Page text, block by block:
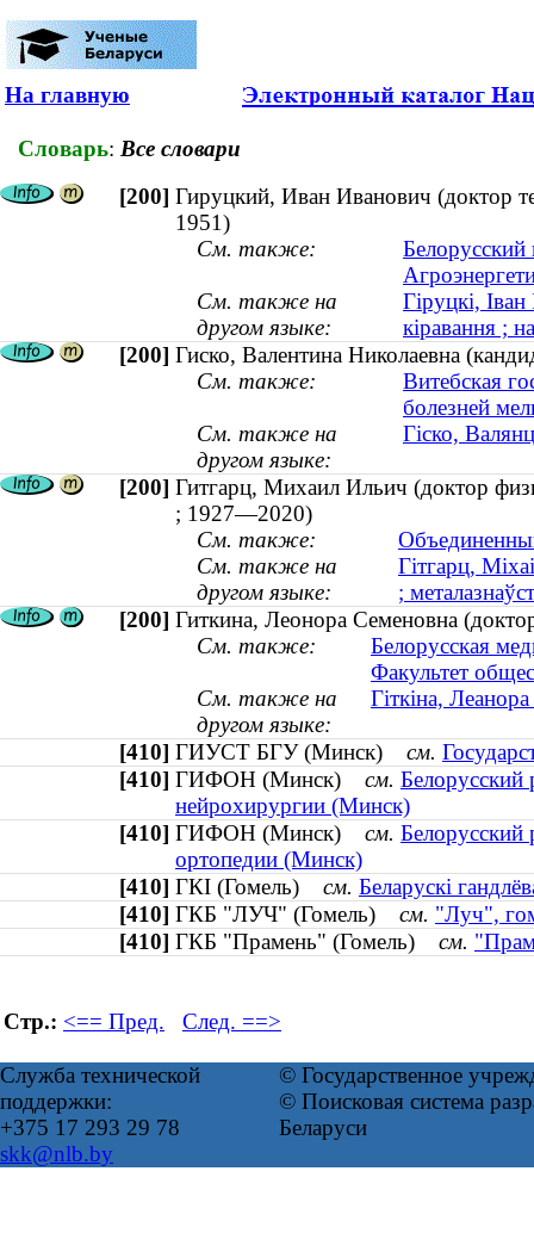
На главную
Словарь: Все словари
[200] Гируцкий, Иван Иванович (доктор
1951)
См. также:
Белорусский
См. также на
другом языке:
Гіруцкі,
кіравання ;
[200] Гиско, Валентина Николаевна
См. также:
Витебская
болезней
См. также на
другом языке:
Гіско,
[200] Гитгарц, Михаил Ильич (доктор
; 1927—2020)
См. также:
См. также на
другом языке:
Гітгарц,
;
[200] Гиткина, Леонора Семеновна
См. также:
Белорусская
Факультет
См. также на
другом языке:
Гіткіна,
[410] ГИУСТ БГУ (Минск) см.
[410] ГИФОН (Минск) см. Белорусский
нейрохирургии (Минск)
[410] ГИФОН (Минск) см. Белорусский
ортопедии (Минск)
[410] ГКІ (Гомель) см. Беларускі
[410] ГКБ "ЛУЧ" (Гомель) см. "Луч",
[410] ГКБ "Прамень" (Гомель) см.
Стр.: <== Пред. След. ==>
Служба технической
поддержки:
+375 17 293 29 78
skk@nlb.by
© Государственное
© Поисковая система
Беларуси